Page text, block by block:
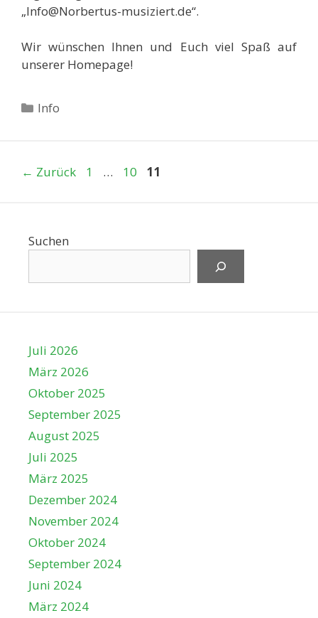
„Info@Norbertus-musiziert.de“.
Wir wünschen Ihnen und Euch viel Spaß auf
unserer Homepage!
Kategorien
Info
← Zurück Seite
1 … Seite
10 Seite
11
Suchen
Juli 2026
März 2026
Oktober 2025
September 2025
August 2025
Juli 2025
März 2025
Dezember 2024
November 2024
Oktober 2024
September 2024
Juni 2024
März 2024